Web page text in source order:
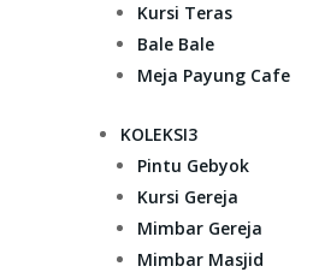
Kursi Teras
Bale Bale
Meja Payung Cafe
KOLEKSI3
Pintu Gebyok
Kursi Gereja
Mimbar Gereja
Mimbar Masjid